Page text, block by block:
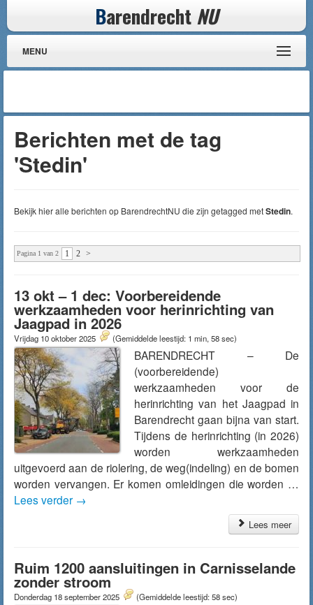
Barendrecht NU
MENU
Berichten met de tag
'Stedin'
Bekijk hier alle berichten op BarendrechtNU die zijn getagged metStedin.
Pagina 1 van 2 1 2 >
13 okt – 1 dec: Voorbereidende
werkzaamheden voor herinrichting van
Jaagpad in 2026
Vrijdag 10 oktober 2025 (Gemiddelde leestijd: 1 min, 58 sec)
BARENDRECHT – De
(voorbereidende)
werkzaamheden voor de
herinrichting van het Jaagpad in
Barendrecht gaan bijna van start.
Tijdens de herinrichting (in 2026)
worden werkzaamheden
uitgevoerd aan de riolering, de weg(indeling) en de bomen
worden vervangen. Er komen omleidingen die worden …
Lees verder →
Lees meer
Ruim 1200 aansluitingen in Carnisselande
zonder stroom
Donderdag 18 september 2025 (Gemiddelde leestijd: 58 sec)